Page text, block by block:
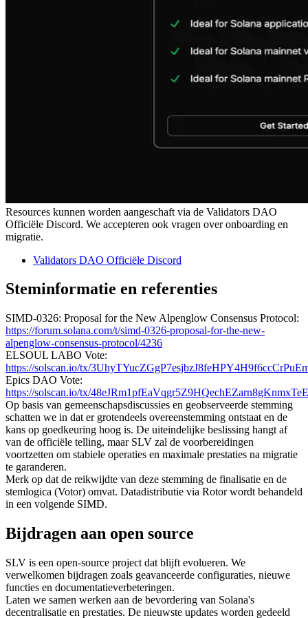
Resources kunnen worden aangeschaft via de Validators DAO
Officiële Discord. We accepteren ook vragen over onboarding en
migratie.
Validators DAO Officiële Discord
Steminformatie en referenties
SIMD-0326: Proposal for the New Alpenglow Consensus Protocol:
https://forum.solana.com/t/simd-0326-proposal-for-the-new-
alpenglow-consensus-protocol/4236
ELSOUL LABO Vote:
https://solscan.io/tx/
Epics DAO Vote:
https://solscan.io/tx/
Op basis van gemeenschapsdiscussies en geobserveerde stemming
schatten we in dat er grotendeels overeenstemming ontstaat en de
kans op goedkeuring hoog is. De uiteindelijke beslissing hangt af
van de officiële telling, maar SLV zal de voorbereidingen
voortzetten om stabiele operaties en maximale prestaties na migratie
te garanderen.
Merk op dat de reikwijdte van deze stemming de finalisatie en de
stemlogica (Votor) omvat. Datadistributie via Rotor wordt behandeld
in een volgende SIMD.
Bijdragen aan open source
SLV is een open-source project dat blijft evolueren. We
verwelkomen bijdragen zoals geavanceerde configuraties, nieuwe
functies en documentatieverbeteringen.
Laten we samen werken aan de bevordering van Solana's
decentralisatie en prestaties. De nieuwste updates worden gedeeld